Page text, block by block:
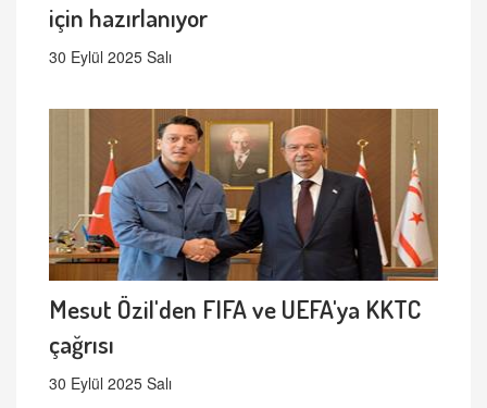
için hazırlanıyor
30 Eylül 2025 Salı
Mesut Özil'den FIFA ve UEFA'ya KKTC
çağrısı
30 Eylül 2025 Salı